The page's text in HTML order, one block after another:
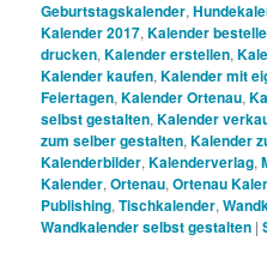
Geburtstagskalender,
Kalender 2017,Kalender
drucken,Kalender erstellen,
Kalender kaufen,Kalender mit
Feiertagen,Kalender Ortenau,
selbst gestalten,Kalender
zum selber gestalten,Kalender
Kalenderbilder,Kalenderverlag,
Kalender,Ortenau,Ortenau
Publishing,Tischkalender,
Wandkalender selbst gestalten |